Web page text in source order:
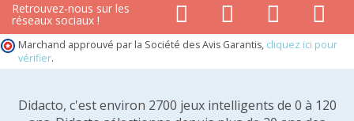
Retrouvez-nous sur les
réseaux sociaux !
Marchand approuvé par la Société des Avis Garantis, cliquez ici pour
vérifier.
Didacto, c'est environ 2700 jeux intelligents de 0 à 120